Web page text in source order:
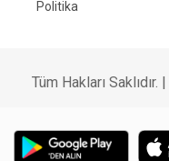
Politika
Tüm Hakları Saklıdır. |